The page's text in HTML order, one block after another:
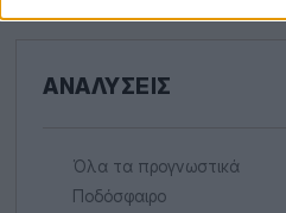
ΑΝΑΛΎΣΕΙΣ
Όλα τα προγνωστικά
Ποδόσφαιρο